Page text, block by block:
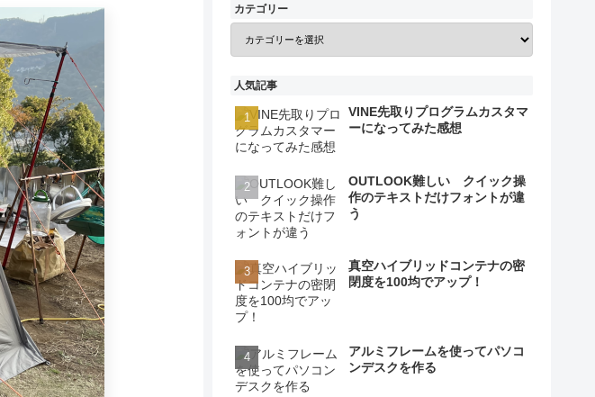
カテゴリー
人気記事
VINE先取りプログラムカスタマ
ーになってみた感想
OUTLOOK難しい クイック操
作のテキストだけフォントが違
う
真空ハイブリッドコンテナの密
閉度を100均でアップ！
アルミフレームを使ってパソコ
ンデスクを作る